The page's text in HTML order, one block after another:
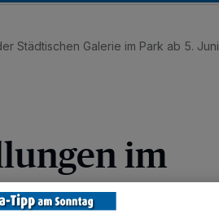
Städtischen Galerie im Park ab 5. Juni
im